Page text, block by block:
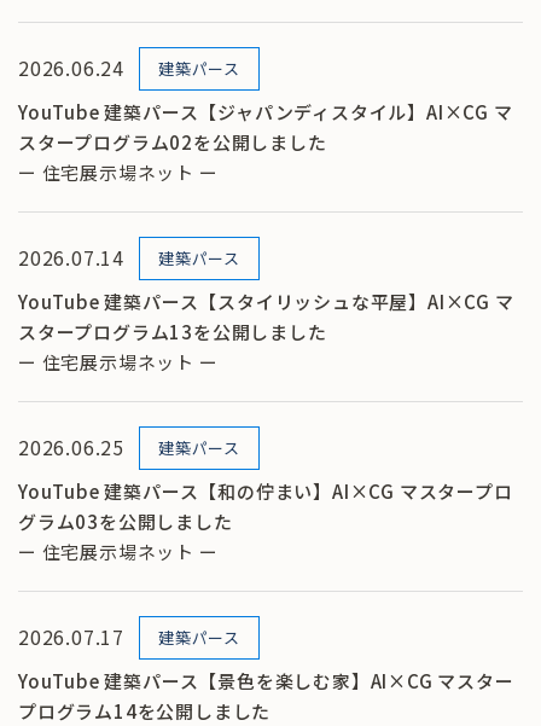
2026.06.24 建築パース
YouTube 建築パース【ジャパンディスタイル】AI×CG マ
スタープログラム02を公開しました
ー 住宅展示場ネット ー
2026.07.14 建築パース
YouTube 建築パース【スタイリッシュな平屋】AI×CG マ
スタープログラム13を公開しました
ー 住宅展示場ネット ー
2026.06.25 建築パース
YouTube 建築パース【和の佇まい】AI×CG マスタープロ
グラム03を公開しました
ー 住宅展示場ネット ー
2026.07.17 建築パース
YouTube 建築パース【景色を楽しむ家】AI×CG マスター
プログラム14を公開しました